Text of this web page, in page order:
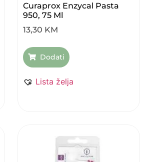
Curaprox Enzycal Pasta
950, 75 Ml
13,30 KM
Dodati
Lista želja